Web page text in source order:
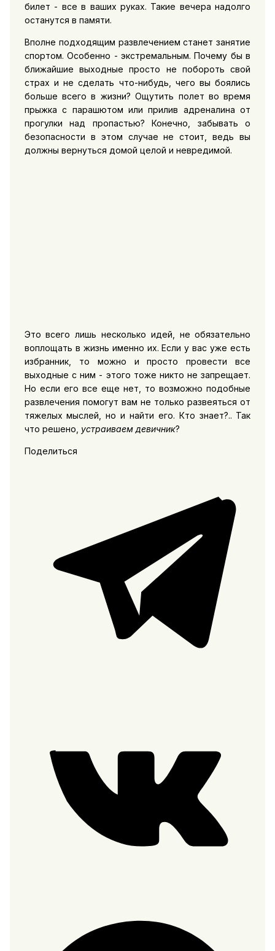
билет - все в ваших руках. Такие вечера надолго
останутся в памяти.
Вполне подходящим развлечением станет занятие
спортом. Особенно - экстремальным. Почему бы в
ближайшие выходные просто не побороть свой
страх и не сделать что-нибудь, чего вы боялись
больше всего в жизни? Ощутить полет во время
прыжка с парашютом или прилив адреналина от
прогулки над пропастью? Конечно, забывать о
безопасности в этом случае не стоит, ведь вы
должны вернуться домой целой и невредимой.
Это всего лишь несколько идей, не обязательно
воплощать в жизнь именно их. Если у вас уже есть
избранник, то можно и просто провести все
выходные с ним - этого тоже никто не запрещает.
Но если его все еще нет, то возможно подобные
развлечения помогут вам не только развеяться от
тяжелых мыслей, но и найти его. Кто знает?.. Так
что решено, устраиваем девичник?
Поделиться